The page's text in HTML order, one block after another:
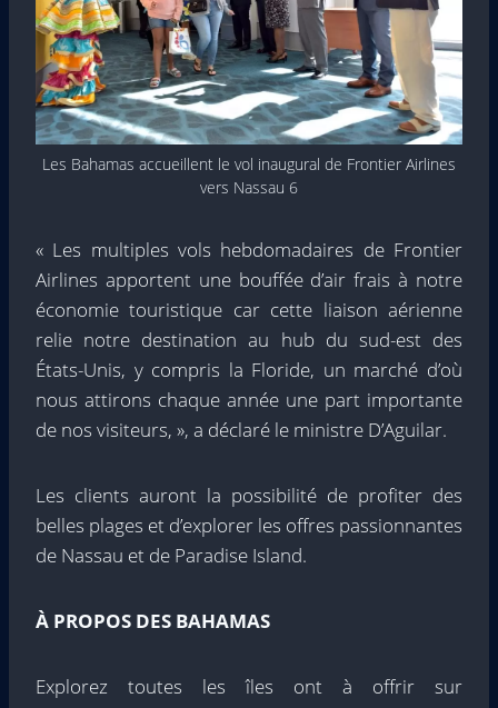
Les Bahamas accueillent le vol inaugural de Frontier Airlines
vers Nassau 6
« Les multiples vols hebdomadaires de Frontier
Airlines apportent une bouffée d’air frais à notre
économie touristique car cette liaison aérienne
relie notre destination au hub du sud-est des
États-Unis, y compris la Floride, un marché d’où
nous attirons chaque année une part importante
de nos visiteurs, », a déclaré le ministre D’Aguilar.
Les clients auront la possibilité de profiter des
belles plages et d’explorer les offres passionnantes
de Nassau et de Paradise Island.
À PROPOS DES BAHAMAS
Explorez toutes les îles ont à offrir sur